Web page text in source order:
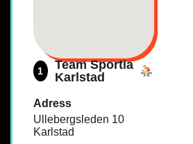
1
Team Sportia
Karlstad
Adress
Ullebergsleden 10
Karlstad